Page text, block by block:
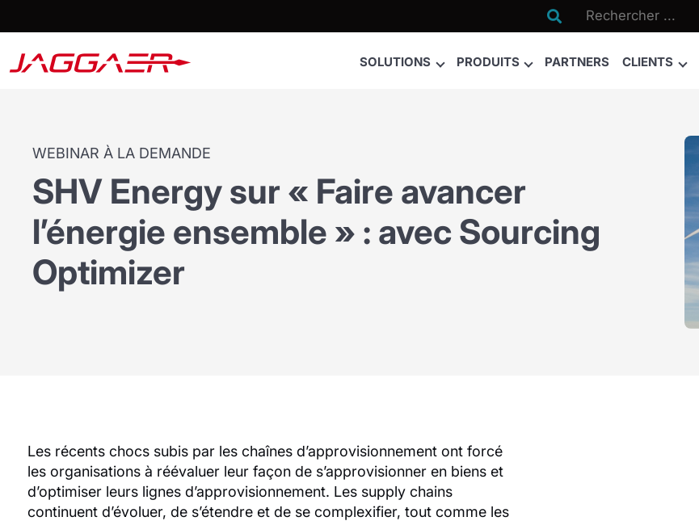

SOLUTIONS PRODUITS PARTNERS CLIENTS
WEBINAR À LA DEMANDE
SHV Energy sur « Faire avancer
l’énergie ensemble » : avec Sourcing
Optimizer
Les récents chocs subis par les chaînes d’approvisionnement ont forcé
les organisations à réévaluer leur façon de s’approvisionner en biens et
d’optimiser leurs lignes d’approvisionnement. Les supply chains
continuent d’évoluer, de s’étendre et de se complexifier, tout comme les